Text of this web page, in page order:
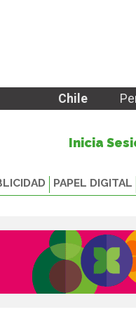
Chile
Inicia
PAPEL DIGITAL